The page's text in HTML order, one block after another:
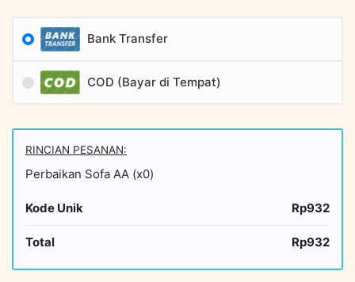
Bank Transfer
COD (Bayar di Tempat)
RINCIAN PESANAN:
Perbaikan Sofa AA (x0)
Kode Unik Rp932
Total Rp932